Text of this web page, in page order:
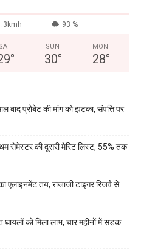
93 %
SAT
°
SUN
30°
MON
28°
प्रोबेट की मांग को झटका, संपत्ति पर
सेमेस्टर की दूसरी मेरिट लिस्ट, 55% तक
एलाइनमेंट तय, राजाजी टाइगर रिजर्व से
घायलों को मिला लाभ, चार महीनों में सड़क